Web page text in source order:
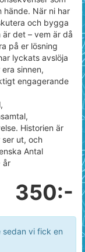
hände. När ni har
och bygga
det – vem är då
på er lösning
lyckats avslöja
sinnen,
engagerande
Historien är
ut, och
Antal
år
350:-
vi fick en